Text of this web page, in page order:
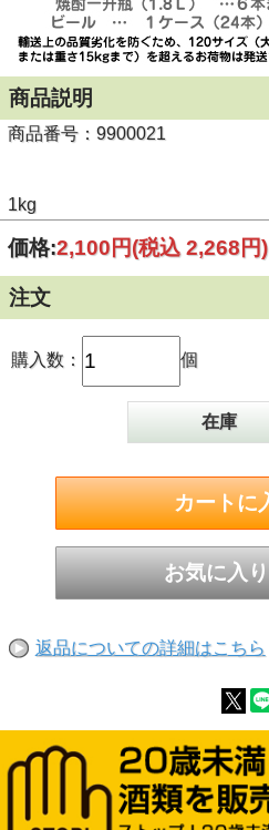
商品説明
商品番号：9900021
1kg
価格:2,100円(税込 2,268円)
注文
購入数： 個
在庫
返品についての詳細はこちら